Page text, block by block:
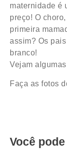
maternidade é
preço! O
primeira
assim? Os
branco!
Vejam
Faça as fotos
Você